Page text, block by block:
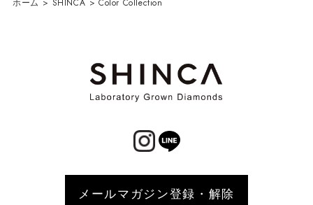
ホーム > SHINCA > Color Collection
メールマガジン登録・解除